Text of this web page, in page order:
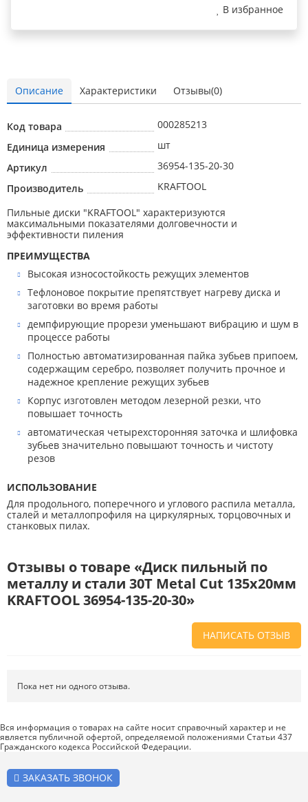
В избранное
Описание Характеристики Отзывы(0)
Код товара
000285213
Единица измерения
шт
Артикул
36954-135-20-30
Производитель
KRAFTOOL
Пильные диски ″KRAFTOOL″ характеризуются
максимальными показателями долговечности и
эффективности пиления
ПРЕИМУЩЕСТВА
Высокая износостойкость режущих элементов
Тефлоновое покрытие препятствует нагреву диска и
заготовки во время работы
демпфирующие прорези уменьшают вибрацию и шум в
процессе работы
Полностью автоматизированная пайка зубьев припоем,
содержащим серебро, позволяет получить прочное и
надежное крепление режущих зубьев
Корпус изготовлен методом лезерной резки, что
повышает точность
автоматическая четырехсторонняя заточка и шлифовка
зубьев значительно повышают точность и чистоту
резов
ИСПОЛЬЗОВАНИЕ
Для продольного, поперечного и углового распила металла,
сталей и металлопрофиля на циркулярных, торцовочных и
станковых пилах.
Отзывы о товаре «Диск пильный по
металлу и стали 30Т Metal Cut 135х20мм
KRAFTOOL 36954-135-20-30»
НАПИСАТЬ ОТЗЫВ
не ошиблись в своем выборе.
Доставка. Как был упакован товар? Доставили ли его вам в
оговоренный срок?
Товар . Качественный? Какие его плюсы и минусы?
Пока нет ни одного отзыва.
Вся информация о товарах на сайте носит справочный характер и не
является публичной офертой, определяемой положениями Статьи 437
Гражданского кодекса Российской Федерации.
ЗАКАЗАТЬ ЗВОНОК